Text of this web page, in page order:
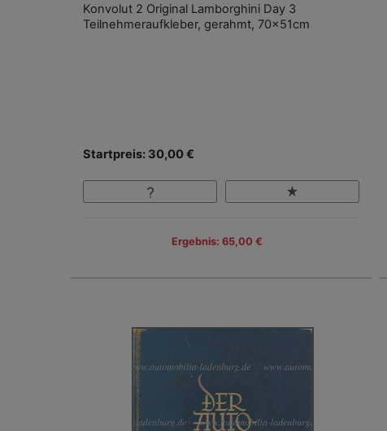
Konvolut 2 Original Lamborghini Day 3
Teilnehmeraufkleber, gerahmt, 70x51cm
Startpreis: 30,00 €
Ergebnis: 65,00 €